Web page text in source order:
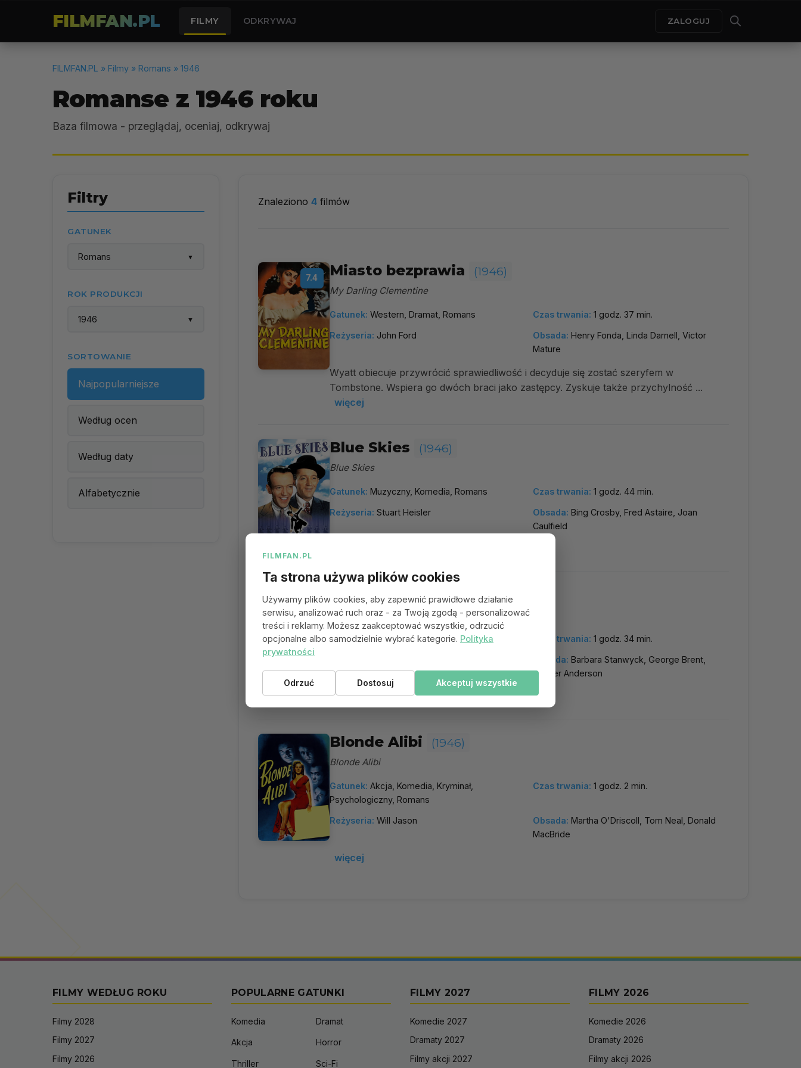
FILMFAN.PL FILMY ODKRYWAJ ZALOGUJ
FILMFAN.PL » Filmy » Romans » 1946
Romanse z 1946 roku
Baza filmowa - przeglądaj, oceniaj, odkrywaj
Filtry
GATUNEK
Romans ▼
ROK PRODUKCJI
1946 ▼
SORTOWANIE
Najpopularniejsze
Według ocen
Według daty
Alfabetycznie
Znaleziono 4 filmów
7.4 Miasto bezprawia (1946)
My Darling Clementine
Gatunek: Western, Dramat, Romans Czas trwania: 1 godz. 37 min.
Reżyseria: John Ford Obsada: Henry Fonda, Linda Darnell, Victor
Mature
Wyatt obiecuje przywrócić sprawiedliwość i decyduje się zostać szeryfem w
Tombstone. Wspiera go dwóch braci jako zastępcy. Zyskuje także przychylność ...
więcej
Blue Skies (1946)
Blue Skies
Gatunek: Muzyczny, Komedia, Romans Czas trwania: 1 godz. 44 min.
Reżyseria: Stuart Heisler Obsada: Bing Crosby, Fred Astaire, Joan
Caulfield
My Reputation (1946)
My Reputation
Gatunek: Dramat, Romans Czas trwania: 1 godz. 34 min.
Obsada: Barbara Stanwyck, George Brent,
Warner Anderson
więcej
Blonde Alibi (1946)
Blonde Alibi
Gatunek: Akcja, Komedia, Kryminał,
Psychologiczny, Romans
Czas trwania: 1 godz. 2 min.
Reżyseria: Will Jason Obsada: Martha O'Driscoll, Tom Neal, Donald
MacBride
więcej
FILMY WEDŁUG ROKU
Filmy 2028
Filmy 2027
Filmy 2026
POPULARNE GATUNKI
Komedia Dramat
Akcja Horror
Thriller Sci-Fi
FILMY 2027
Komedie 2027
Dramaty 2027
Filmy akcji 2027
FILMY 2026
Komedie 2026
Dramaty 2026
Filmy akcji 2026
FILMFAN.PL
Ta strona używa plików cookies
Używamy plików cookies, aby zapewnić prawidłowe działanie
serwisu, analizować ruch oraz - za Twoją zgodą - personalizować
treści i reklamy. Możesz zaakceptować wszystkie, odrzucić
opcjonalne albo samodzielnie wybrać kategorie. Polityka
prywatności
Odrzuć Dostosuj Akceptuj wszystkie